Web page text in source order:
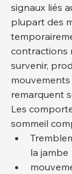
signaux liés
plupart des
contractions
survenir,
remarquent
Les
sommeil
la jambe